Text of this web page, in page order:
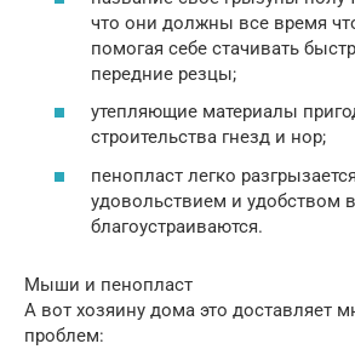
что они должны все время
помогая себе стачивать
передние резцы;
утепляющие материалы
строительства гнезд и нор;
пенопласт легко
удовольствием и удобством
благоустраиваются.
Мыши и пенопласт
А вот хозяину дома это доставляет
проблем: